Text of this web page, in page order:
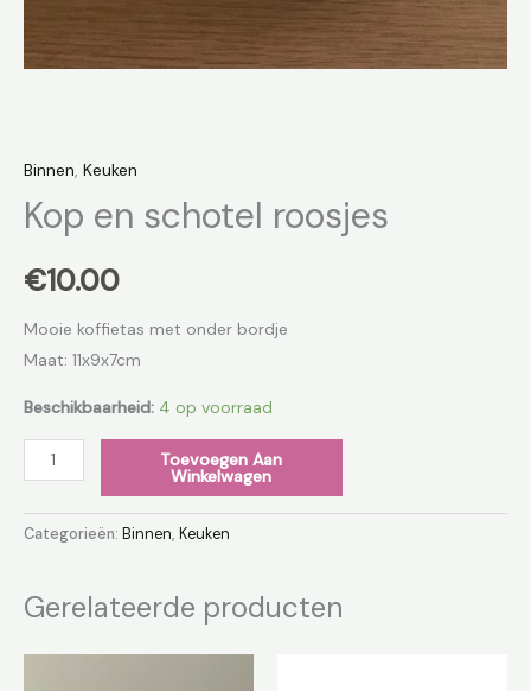
Binnen, Keuken
Kop en schotel roosjes
€10.00
Mooie koffietas met onder bordje
Maat: 11x9x7cm
Beschikbaarheid: 4 op voorraad
Toevoegen Aan
Winkelwagen
Categorieën: Binnen, Keuken
Gerelateerde producten